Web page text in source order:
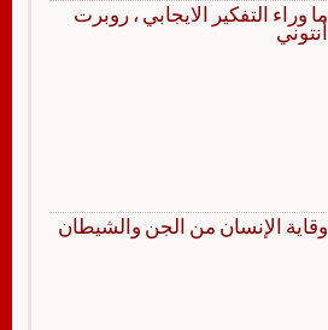
ما وراء التفكير الايجابي ، روبرت
أنتوني
وقاية الإنسان من الجن والشيطان